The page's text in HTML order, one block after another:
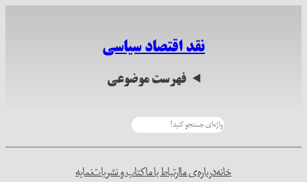
نقد اقتصاد سیاسی
فهرست موضوعی
خانهدرباره‌ی ماارتباط با ماکتاب و نشریاتنمایه